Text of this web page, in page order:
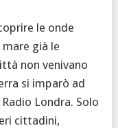
le onde
già le
non venivano
si imparò ad
Londra. Solo
cittadini,